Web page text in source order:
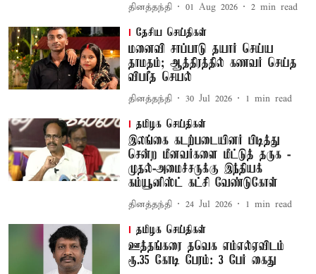
தினத்தந்தி 01 Aug 2026 2 min read
தேசிய செய்திகள்
மனைவி சாப்பாடு தயார் செய்ய
தாமதம்; ஆத்திரத்தில் கணவர் செய்த
விபரீத செயல்
தினத்தந்தி 30 Jul 2026 1 min read
தமிழக செய்திகள்
இலங்கை கடற்படையினர் பிடித்து
சென்ற மீனவர்களை மீட்டுத் தருக -
முதல்-அமைச்சருக்கு இந்தியக்
கம்யூனிஸ்ட் கட்சி வேண்டுகோள்
தினத்தந்தி 24 Jul 2026 1 min read
தமிழக செய்திகள்
ஊத்தங்கரை தவெக எம்எல்ஏவிடம்
ரூ.35 கோடி பேரம்: 3 பேர் கைது